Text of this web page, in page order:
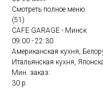
Смотреть полное меню
(51)
CAFE GARAGE - Минск
09:00 - 22:30
Американская кухня,
Итальянская кухня,
Мин. заказ:
30 р